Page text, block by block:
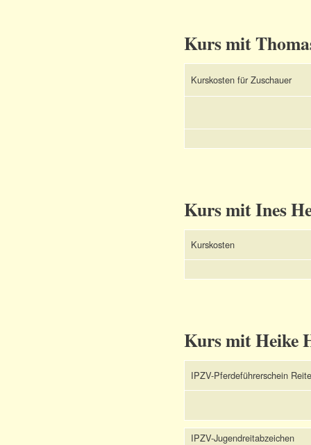
Kurs mit
Kurskosten für Zuschauer
Kurs mit Ines
Kurskosten
Kurs mit Heike
IPZV-Pferdeführerschein
IPZV-Jugendreitabzeichen